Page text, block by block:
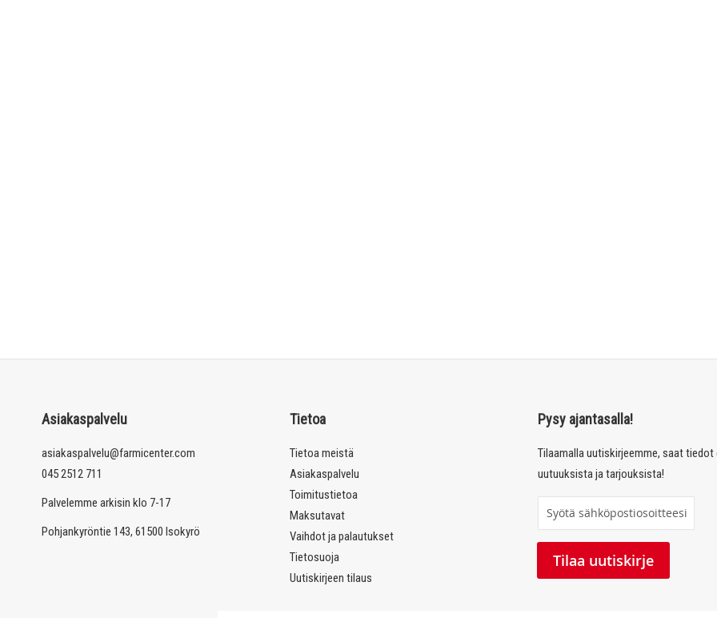
Asiakaspalvelu
asiakaspalvelu@farmicenter.com
045 2512 711
Palvelemme arkisin klo 7-17
Pohjankyröntie 143, 61500 Isokyrö
Tietoa
Tietoa meistä
Asiakaspalvelu
Toimitustietoa
Maksutavat
Vaihdot ja palautukset
Tietosuoja
Uutiskirjeen tilaus
Pysy ajantasalla!
Tilaamalla uutiskirjeemme, saat tiedot
uutuuksista ja tarjouksista!
i
l
Tilaa uutiskirje